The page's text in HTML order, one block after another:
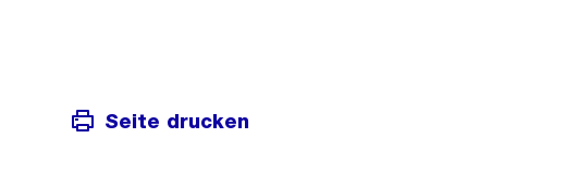
Seite drucken